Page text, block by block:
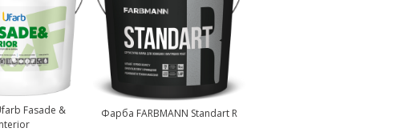
Fasade &
Фарба FARBMANN Standart R